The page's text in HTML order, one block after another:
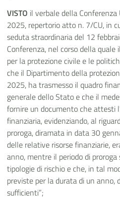
VISTO il verbale della
2025, repertorio atto n. 7/CU, in
seduta straordinaria del 12
Conferenza, nel corso della
per la protezione civile e le
che il Dipartimento della
2025, ha trasmesso il quadro
generale dello Stato e che il
fornire un documento che attesti
finanziaria, evidenziando, al
proroga, diramata in data 30
delle relative risorse finanziarie,
anno, mentre il periodo di
tipologie di rischio e che, in tal
previste per la durata di un anno,
sufficienti”;